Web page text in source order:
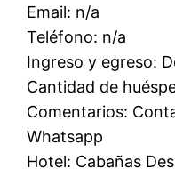
Email: n/a
Teléfono: n/a
Ingreso y egreso:
Cantidad de
Comentarios:
Whatsapp
Hotel: Cabañas